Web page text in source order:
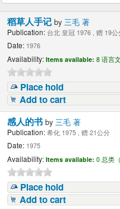
稻草人手记by三毛 著
Publication: 台北 皇冠 1976 , 赠 19公
Date: 1976
Availability: Items available: 8 语言
Place hold
Add to cart
感人的书by三毛 著
Publication: 希化 1975 , 赠 21公分
Date: 1975
Availability: Items available: 0 总类
Place hold
Add to cart